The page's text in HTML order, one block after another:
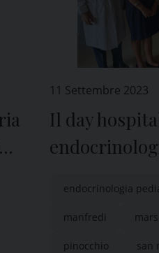
11 Settembre 2023
Il day
immagini
Pinocchio
endocrinologia
manfredi
pinocchio san